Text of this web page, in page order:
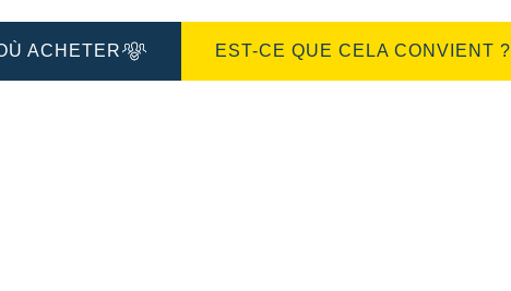
ACHETER EST-CE QUE CELA CONVIENT ?